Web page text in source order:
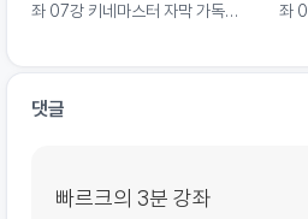
좌 07강 키네마스터 자막 가독성
좌
댓글
빠르크의 3분 강좌